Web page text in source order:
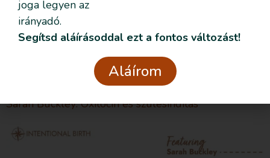
és a szoptatás korai megkezdése kiemelt
jelentőségű a későbbi szoptatás szempontjából. A
háborítatlanul megszületett kisbaba felkúszik az
édesanyja hasáról a mellkasára, megkeresi a mellet
Sarah Buckley: Oxitocin és szülésindítás
joga legyen az
irányadó.
Segítsd aláírásoddal ezt a fontos változást!
Aláírom